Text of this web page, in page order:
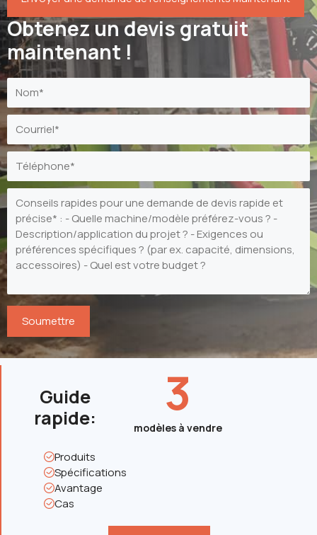
Obtenez un devis gratuit
maintenant !
Guide
rapide: 3
modèles à vendre
Produits
Spécifications
Avantage
Cas